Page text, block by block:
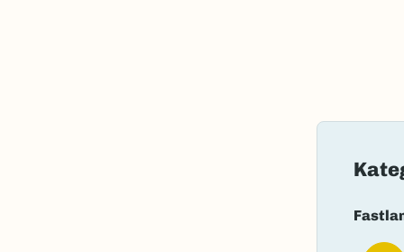
Takson ID:
Gå til